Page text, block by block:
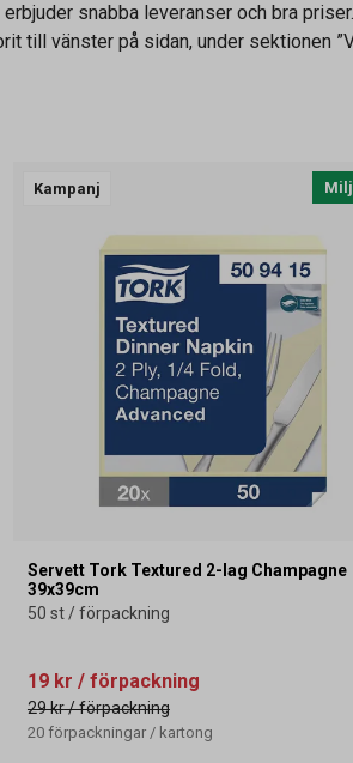
snabba leveranser och bra
till vänster på sidan, under sektionen
Kampanj
Servett Tork Textured 2-lag Champagne
39x39cm
50 st / förpackning
19 kr / förpackning
29 kr/ förpackning
20 förpackningar/ kartong